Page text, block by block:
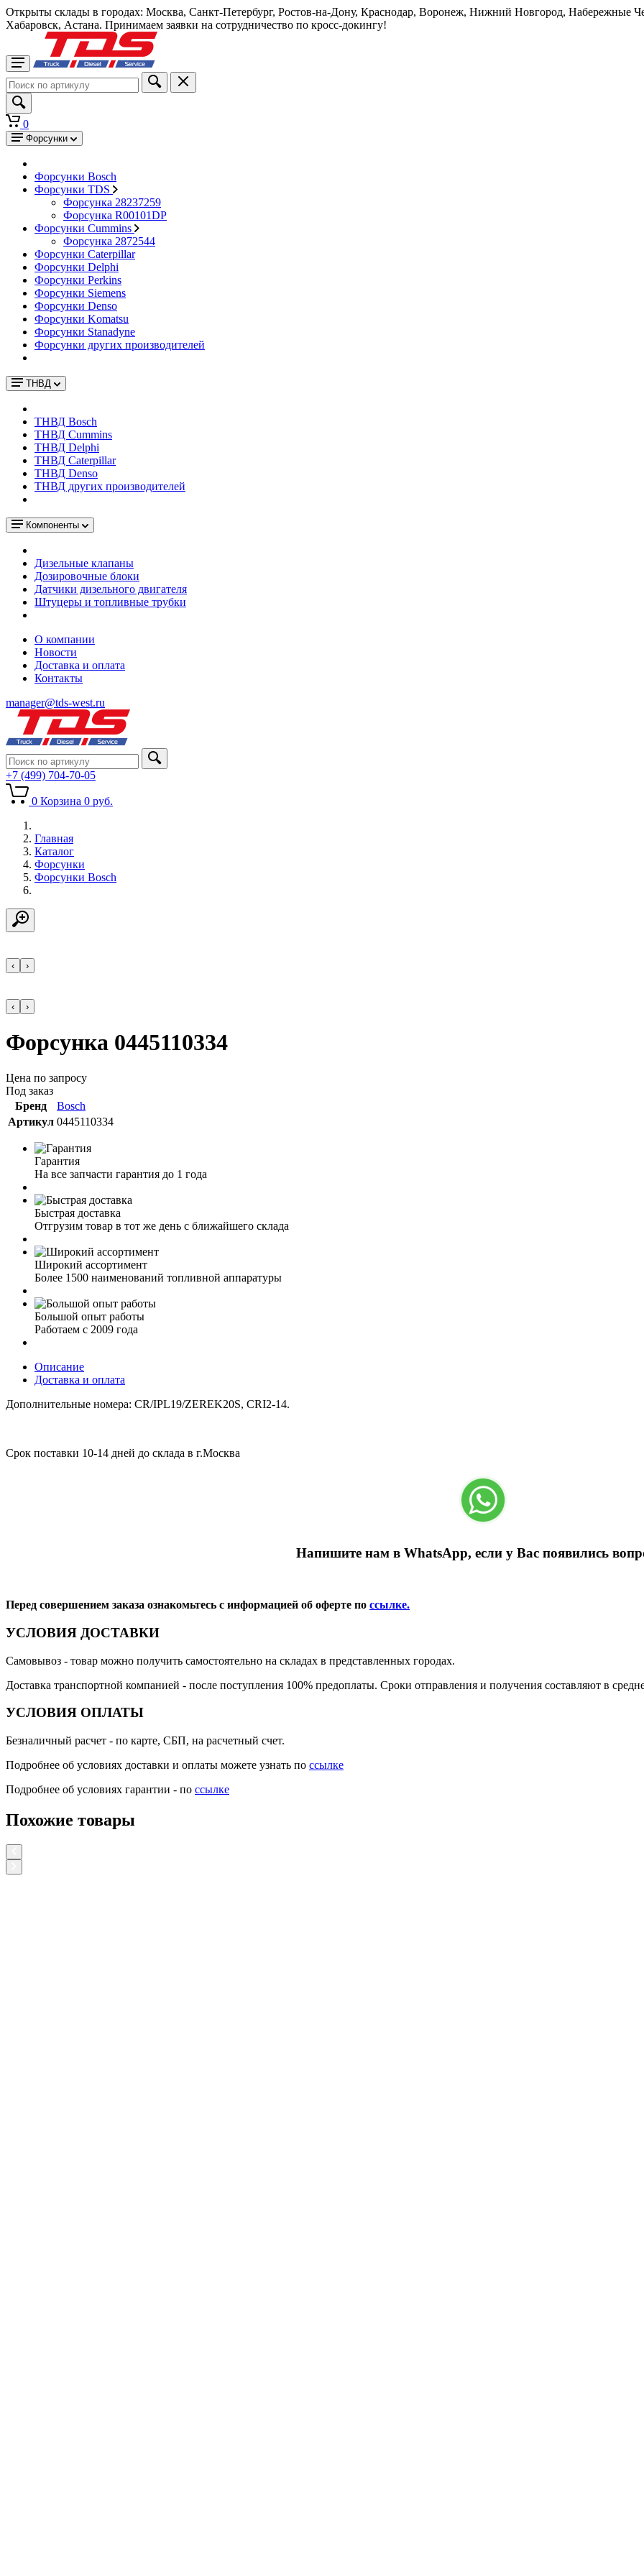
Открыты склады в городах: Москва, Санкт-Петербург, Ростов-на-Дону, Краснодар, Воронеж, Нижний Новгород, Набережные
Хабаровск, Астана. Принимаем заявки на сотрудничество по кросс-докингу!
0
Форсунки
Форсунки Bosch
Форсунки TDS
Форсунка 28237259
Форсунка R00101DP
Форсунки Cummins
Форсунка 2872544
Форсунки Caterpillar
Форсунки Delphi
Форсунки Perkins
Форсунки Siemens
Форсунки Denso
Форсунки Komatsu
Форсунки Stanadyne
Форсунки других производителей
ТНВД
ТНВД Bosch
ТНВД Cummins
ТНВД Delphi
ТНВД Caterpillar
ТНВД Denso
ТНВД других производителей
Компоненты
Дизельные клапаны
Дозировочные блоки
Датчики дизельного двигателя
Штуцеры и топливные трубки
О компании
Новости
Доставка и оплата
Контакты
manager@tds-west.ru
+7 (499) 704-70-05
0 Корзина 0 руб.
Главная
Каталог
Форсунки
Форсунки Bosch
‹ ›
‹ ›
Форсунка 0445110334
Цена по запросу
Под заказ
Бренд
Bosch
Артикул 0445110334
Гарантия
На все запчасти гарантия до 1 года
Быстрая доставка
Отгрузим товар в тот же день с ближайшего склада
Широкий ассортимент
Более 1500 наименований топливной аппаратуры
Большой опыт работы
Работаем с 2009 года
Описание
Доставка и оплата
Дополнительные номера: CR/IPL19/ZEREK20S, CRI2-14.
Срок поставки 10-14 дней до склада в г.Москва
Напишите нам в WhatsApp, если у Вас появились
Перед совершением заказа ознакомьтесь с информацией об оферте по ссылке.
УСЛОВИЯ ДОСТАВКИ
Самовывоз - товар можно получить самостоятельно на складах в представленных городах.
Доставка транспортной компанией - после поступления 100% предоплаты. Сроки отправления и получения составляют в
УСЛОВИЯ ОПЛАТЫ
Безналичный расчет - по карте, СБП, на расчетный счет.
Подробнее об условиях доставки и оплаты можете узнать по ссылке
Подробнее об условиях гарантии - по ссылке
Похожие товары